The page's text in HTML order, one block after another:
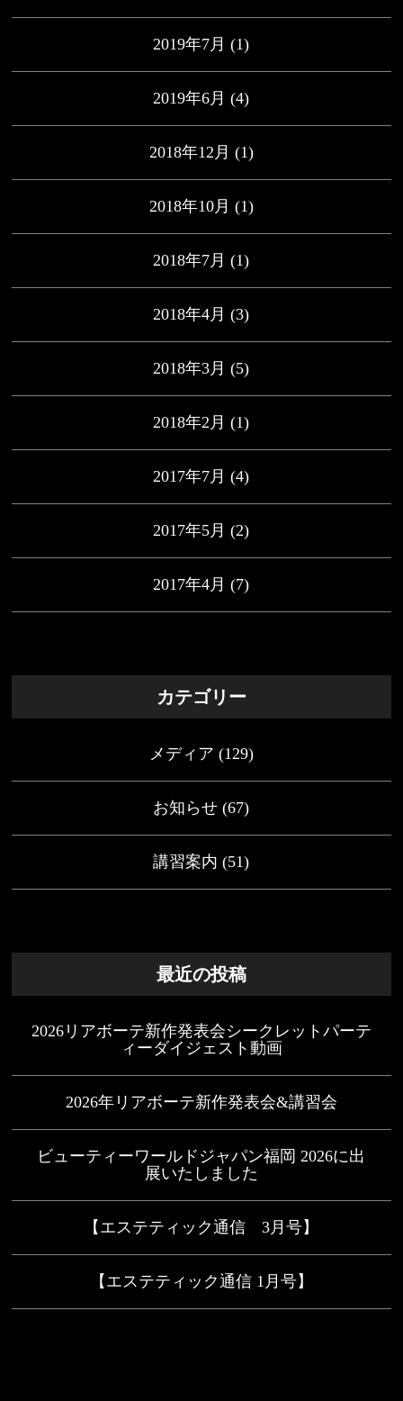
2019年7月 (1)
2019年6月 (4)
2018年12月 (1)
2018年10月 (1)
2018年7月 (1)
2018年4月 (3)
2018年3月 (5)
2018年2月 (1)
2017年7月 (4)
2017年5月 (2)
2017年4月 (7)
カテゴリー
メディア (129)
お知らせ (67)
講習案内 (51)
最近の投稿
2026リアボーテ新作発表会シークレットパーテ
ィーダイジェスト動画
2026年リアボーテ新作発表会&講習会
ビューティーワールドジャパン福岡 2026に出
展いたしました
【エステティック通信 3月号】
【エステティック通信 1月号】